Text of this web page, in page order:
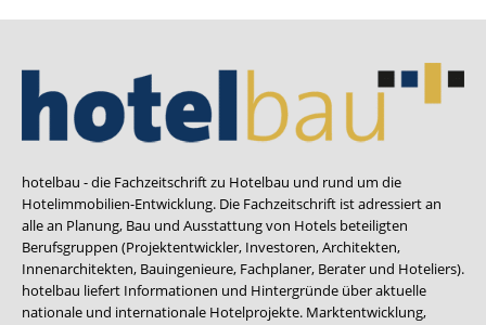
hotelbau - die Fachzeitschrift zu Hotelbau und rund um die
Hotelimmobilien-Entwicklung. Die Fachzeitschrift ist adressiert an
alle an Planung, Bau und Ausstattung von Hotels beteiligten
Berufsgruppen (Projektentwickler, Investoren, Architekten,
Innenarchitekten, Bauingenieure, Fachplaner, Berater und Hoteliers).
hotelbau liefert Informationen und Hintergründe über aktuelle
nationale und internationale Hotelprojekte. Marktentwicklung,